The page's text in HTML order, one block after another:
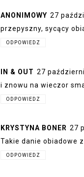
ANONIMOWY 27
przepyszny, sycący
ODPOWIEDZ
IN & OUT 27
i znowu na wieczor
ODPOWIEDZ
KRYSTYNA BONER 27
Takie danie obiadowe
ODPOWIEDZ